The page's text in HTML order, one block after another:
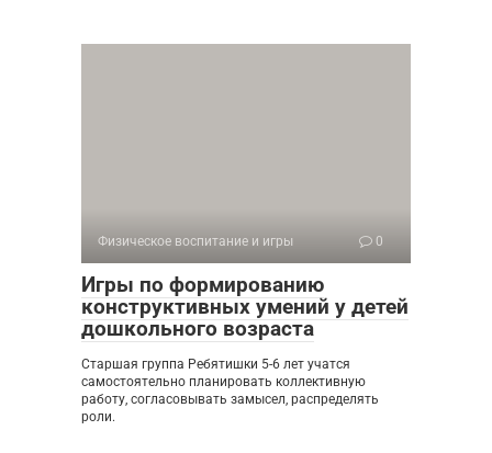
Физическое воспитание и игры 0
Игры по формированию
конструктивных умений у детей
дошкольного возраста
Старшая группа Ребятишки 5-6 лет учатся
самостоятельно планировать коллективную
работу, согласовывать замысел, распределять
роли.